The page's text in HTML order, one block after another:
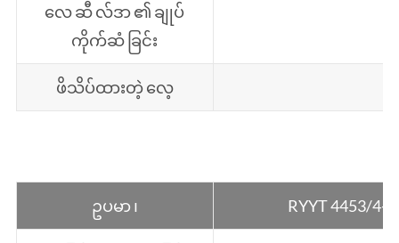
လေ ဆီ လ်ဒာ ၏ ချုပ်
ကိုက်ဆံ ခြင်း
ဖိသိပ်ထားတဲ့ လေ့
ဥပမာ ၊ RYYT 4453/4-